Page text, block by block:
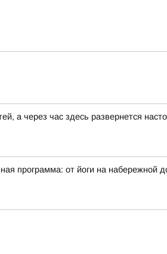
а через час здесь развернется
программа: от йоги на набережной